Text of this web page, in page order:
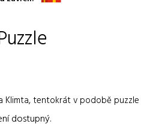
Klimta, tentokrát v podobě puzzle
dostupný.